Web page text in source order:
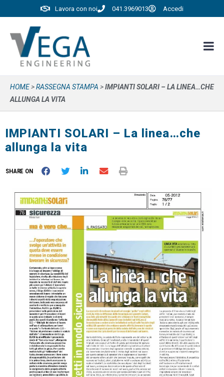
Lavora con noi 041.3969013 Accedi
HOME>RASSEGNA STAMPA >IMPIANTI SOLARI – LA LINEA…CHE
ALLUNGA LA VITA
IMPIANTI SOLARI – La linea…che
allunga la vita
SHARE ON